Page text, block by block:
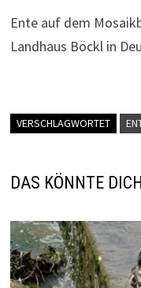
Ente auf dem
Landhaus Böckl in
VERSCHLAGWORTET
DAS KÖNNTE